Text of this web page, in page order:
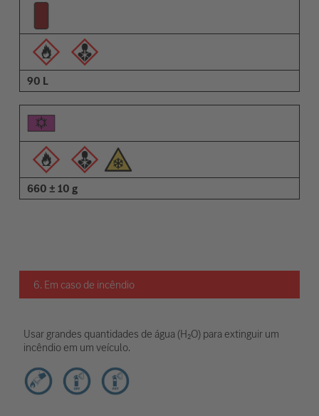
90 L
660 ± 10 g
6. Em caso de incêndio
Usar grandes quantidades de água (H₂O) para extinguir um
incêndio em um veículo.